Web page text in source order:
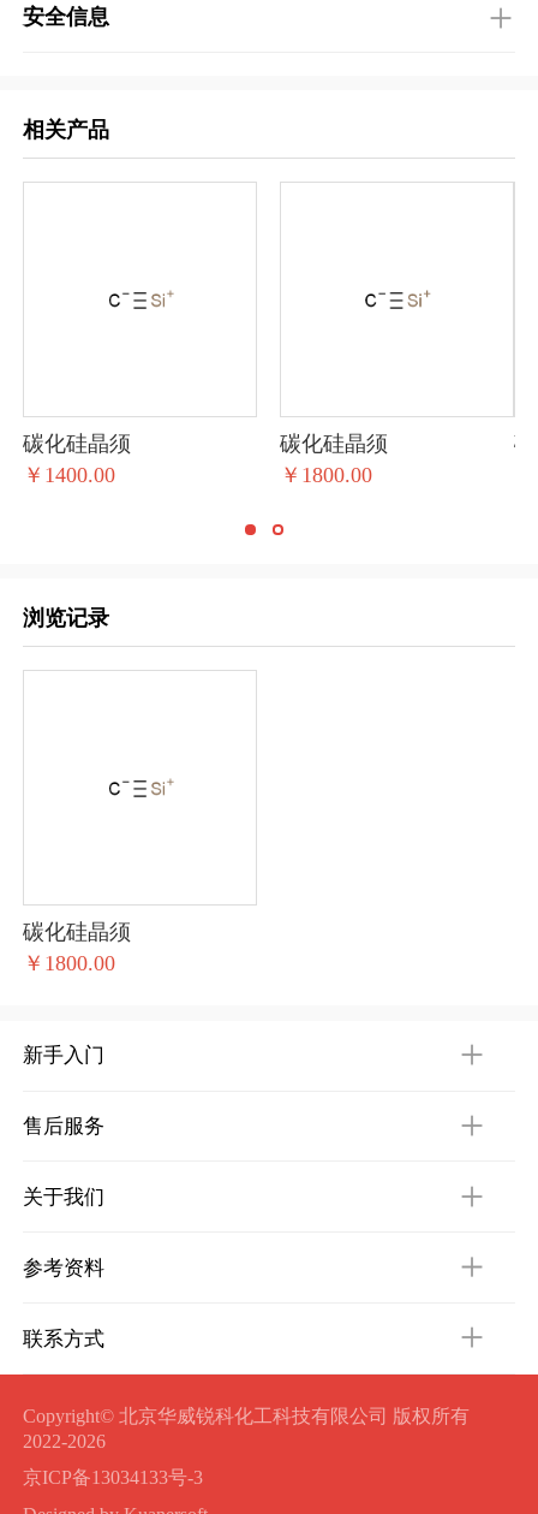
安全信息
相关产品
碳化硅晶须
￥1400.00
碳化硅晶须
￥1800.00
浏览记录
碳化硅晶须
￥1800.00
新手入门
售后服务
关于我们
参考资料
联系方式
Copyright© 北京华威锐科化工科技有限公司 版权所有
2022-2026
京ICP备13034133号-3